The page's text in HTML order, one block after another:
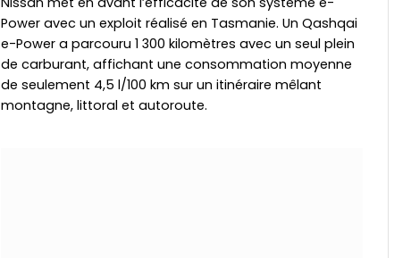
Power avec un exploit réalisé en Tasmanie. Un Qashqai
e-Power a parcouru 1 300 kilomètres avec un seul plein
de carburant, affichant une consommation moyenne
de seulement 4,5 l/100 km sur un itinéraire mêlant
montagne, littoral et autoroute.